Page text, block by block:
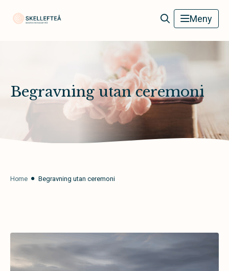
Meny
Begravning utan ceremoni
Home Begravning utan ceremoni